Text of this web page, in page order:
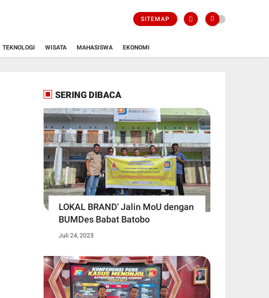
SITEMAP
TEKNOLOGI WISATA MAHASISWA EKONOMI
SERING DIBACA
LOKAL BRAND' Jalin MoU dengan
BUMDes Babat Batobo
Juli 24, 2023